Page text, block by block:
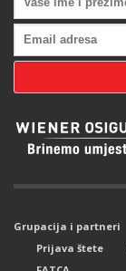
Grupacija i partneri
Prijava štete